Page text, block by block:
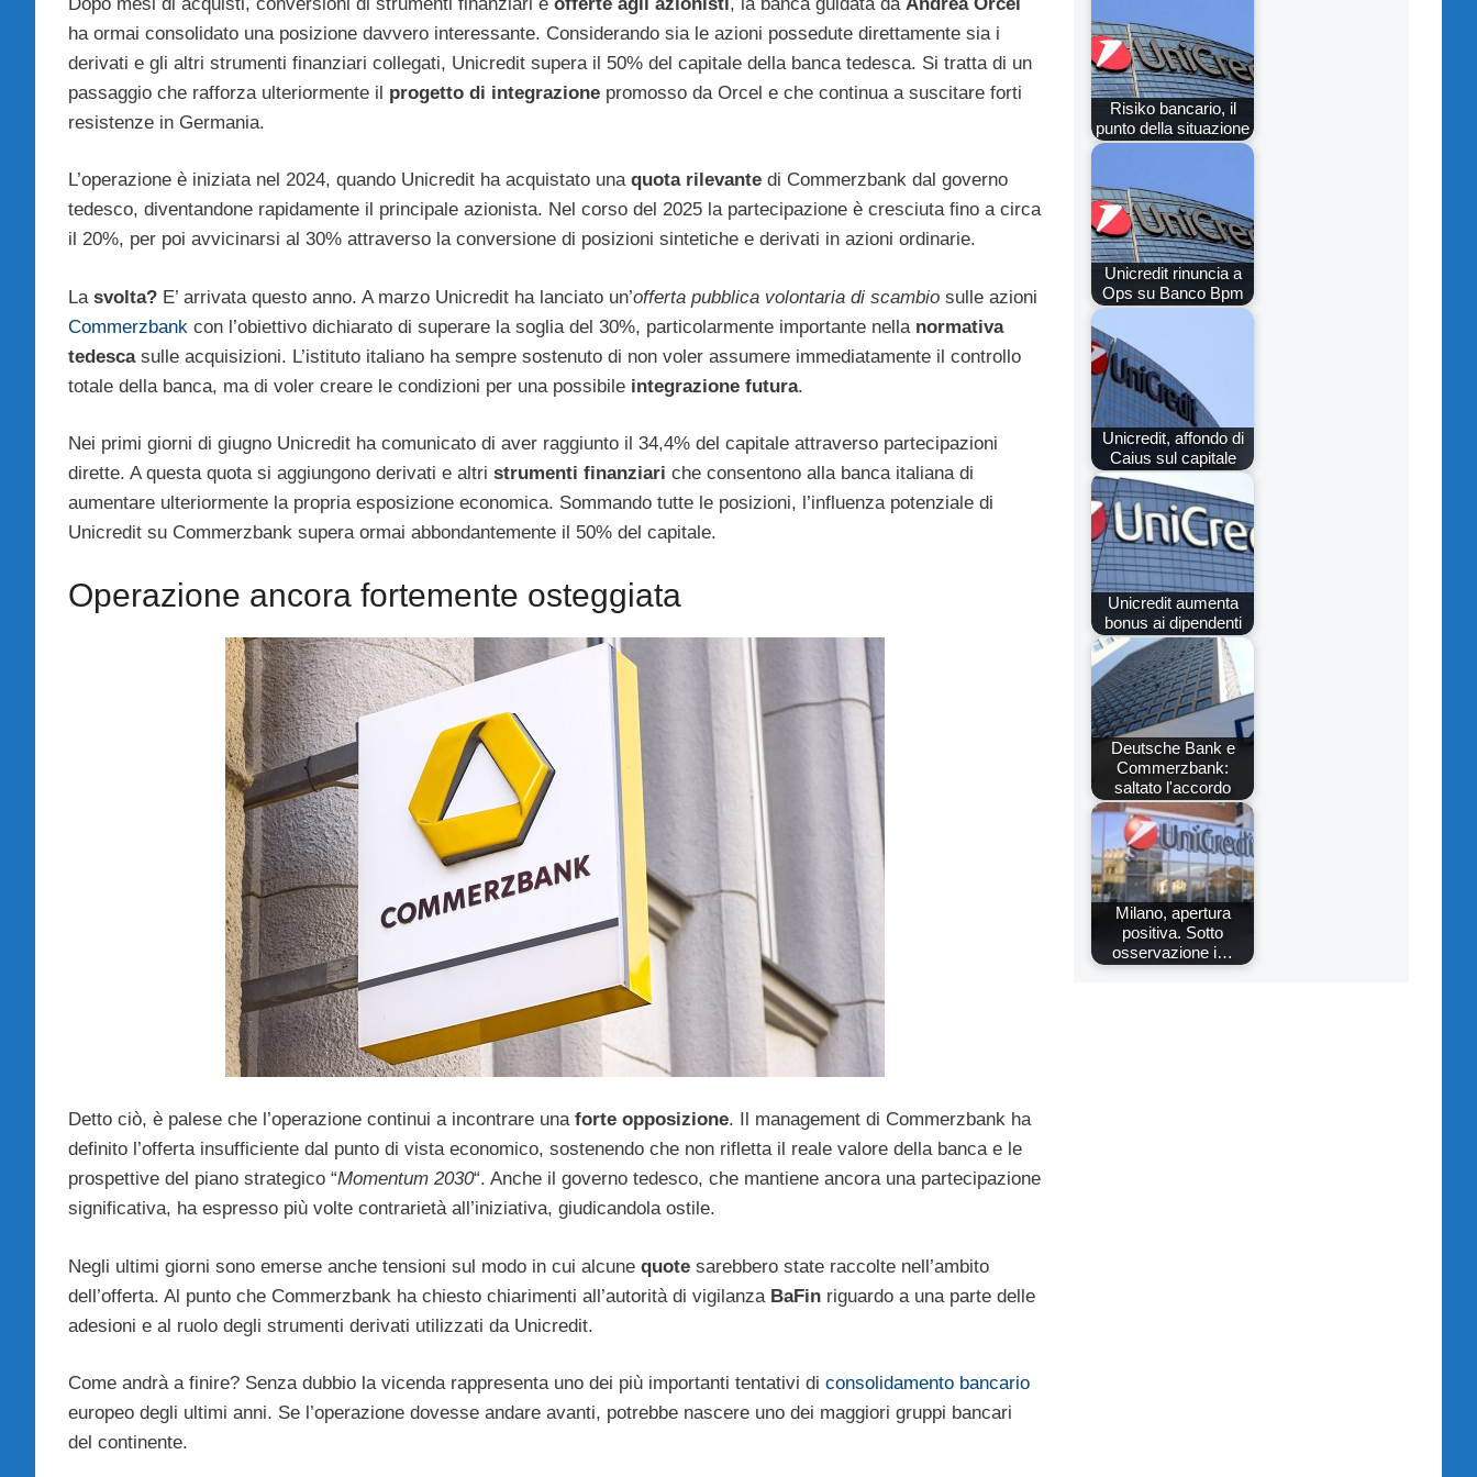
ha ormai consolidato una posizione davvero interessante. Considerando sia le azioni possedute direttamente sia i
derivati e gli altri strumenti finanziari collegati, Unicredit supera il 50% del capitale della banca tedesca. Si tratta di un
passaggio che rafforza ulteriormente il progetto di integrazione promosso da Orcel e che continua a suscitare forti
resistenze in Germania.
L’operazione è iniziata nel 2024, quando Unicredit ha acquistato una quota rilevante di Commerzbank dal governo
tedesco, diventandone rapidamente il principale azionista. Nel corso del 2025 la partecipazione è cresciuta fino a circa
il 20%, per poi avvicinarsi al 30% attraverso la conversione di posizioni sintetiche e derivati in azioni ordinarie.
La svolta? E’ arrivata questo anno. A marzo Unicredit ha lanciato un’offerta pubblica volontaria di scambio sulle azioni
Commerzbank con l’obiettivo dichiarato di superare la soglia del 30%, particolarmente importante nella normativa
tedescasulle acquisizioni. L’istituto italiano ha sempre sostenuto di non voler assumere immediatamente il controllo
totale della banca, ma di voler creare le condizioni per una possibile integrazione futura.
Nei primi giorni di giugno Unicredit ha comunicato di aver raggiunto il 34,4% del capitale attraverso partecipazioni
dirette. A questa quota si aggiungono derivati e altri strumenti finanziari che consentono alla banca italiana di
aumentare ulteriormente la propria esposizione economica. Sommando tutte le posizioni, l’influenza potenziale di
Unicredit su Commerzbank supera ormai abbondantemente il 50% del capitale.
Operazione ancora fortemente osteggiata
Detto ciò, è palese che l’operazione continui a incontrare una forte opposizione. Il management di Commerzbank ha
definito l’offerta insufficiente dal punto di vista economico, sostenendo che non rifletta il reale valore della banca e le
prospettive del piano strategico “Momentum 2030“. Anche il governo tedesco, che mantiene ancora una partecipazione
significativa, ha espresso più volte contrarietà all’iniziativa, giudicandola ostile.
Negli ultimi giorni sono emerse anche tensioni sul modo in cui alcune quote sarebbero state raccolte nell’ambito
dell’offerta. Al punto che Commerzbank ha chiesto chiarimenti all’autorità di vigilanza BaFin riguardo a una parte delle
adesioni e al ruolo degli strumenti derivati utilizzati da Unicredit.
Come andrà a finire? Senza dubbio la vicenda rappresenta uno dei più importanti tentativi di consolidamento bancario
europeo degli ultimi anni. Se l’operazione dovesse andare avanti, potrebbe nascere uno dei maggiori gruppi bancari
del continente.
Risiko bancario, il
punto della situazione
Unicredit rinuncia a
Ops su Banco Bpm
Unicredit, affondo di
Caius sul capitale
Unicredit aumenta
bonus ai dipendenti
Deutsche Bank e
Commerzbank:
saltato l'accordo
Milano, apertura
positiva. Sotto
osservazione i…